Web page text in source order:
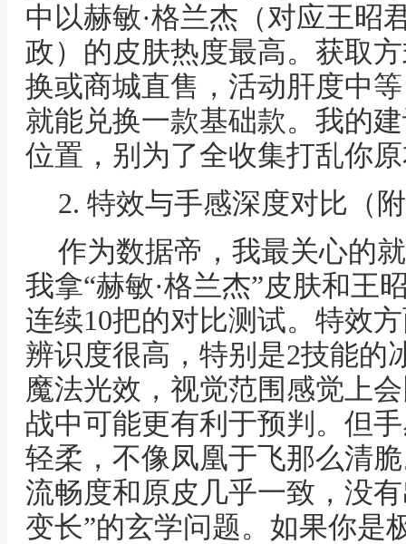
中以赫敏·格兰杰（对应王昭
政）的皮肤热度最高。获取
换或商城直售，活动肝度中
就能兑换一款基础款。我的
位置，别为了全收集打乱你
2. 特效与手感深度对比（
作为数据帝，我最关心的
我拿“赫敏·格兰杰”皮肤和王
连续10把的对比测试。特效
辨识度很高，特别是2技能的
魔法光效，视觉范围感觉上
战中可能更有利于预判。但
轻柔，不像凤凰于飞那么清
流畅度和原皮几乎一致，没
变长”的玄学问题。如果你是